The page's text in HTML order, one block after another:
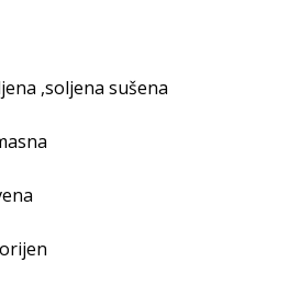
,soljena sušena